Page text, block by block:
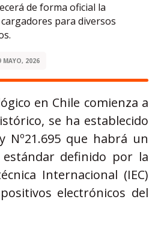
de forma oficial la
para diversos
MAYO, 2026
en Chile comienza a
se ha establecido
Nº21.695 que habrá un
definido por la
Internacional (IEC)
electrónicos del